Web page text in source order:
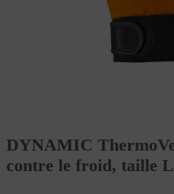
DYNAMIC
contre le froid, taille L